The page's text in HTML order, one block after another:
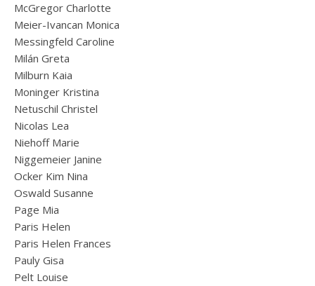
McGregor Charlotte
Meier-Ivancan Monica
Messingfeld Caroline
Milán Greta
Milburn Kaia
Moninger Kristina
Netuschil Christel
Nicolas Lea
Niehoff Marie
Niggemeier Janine
Ocker Kim Nina
Oswald Susanne
Page Mia
Paris Helen
Paris Helen Frances
Pauly Gisa
Pelt Louise